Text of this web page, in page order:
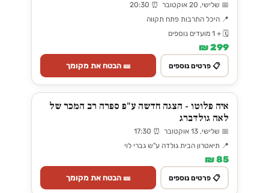
📅 שלישי, 20 אוקטובר ⏰ 20:30
📍 היכל התרבות פתח תקווה
🗓️ + 1 מועדים נוספים
299 ₪
📋 פרטים נוספים 🎫 הבטח את מקומך
איה פלוטו - הצגה חדשה ע"פ ספרה רב המכר של
לאה גולדברג
📅 שלישי, 13 אוקטובר ⏰ 17:30
📍 תיאטרון הבית גולדה ע"ש גברי לוי
85 ₪
📋 פרטים נוספים 🎫 הבטח את מקומך